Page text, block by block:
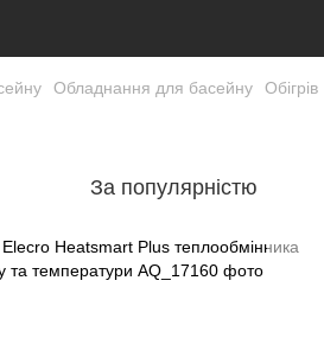
Обладнання для басейну Обігрів
За популярністю